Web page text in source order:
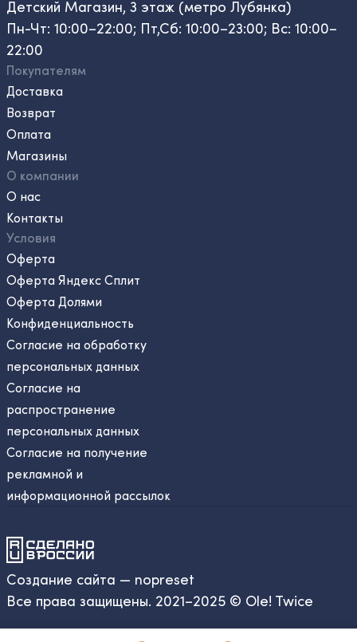
Детский Магазин, 3 этаж (метро Лубянка)
Пн-Чт: 10:00–22:00; Пт,Сб: 10:00–23:00; Вс: 10:00–
22:00
Покупателям
Доставка
Возврат
Оплата
Магазины
О компании
О нас
Контакты
Условия
Оферта
Оферта Яндекс Сплит
Оферта Долями
Конфиденциальность
Согласие на обработку
персональных данных
Согласие на
распространение
персональных данных
Согласие на получение
рекламной и
информационной рассылок
Создание сайта — nopreset
Все права защищены. 2021–2025 © Ole! Twice